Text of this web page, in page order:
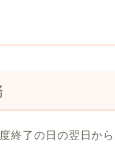
終了の日の翌日か